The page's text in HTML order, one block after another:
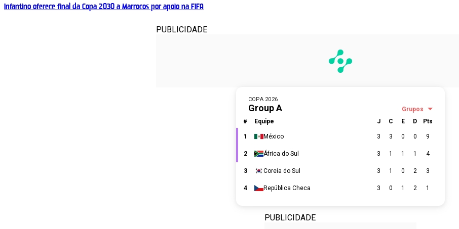
Infantino oferece final da Copa 2030 a Marrocos por apoio na FIFA
PUBLICIDADE
PUBLICIDADE